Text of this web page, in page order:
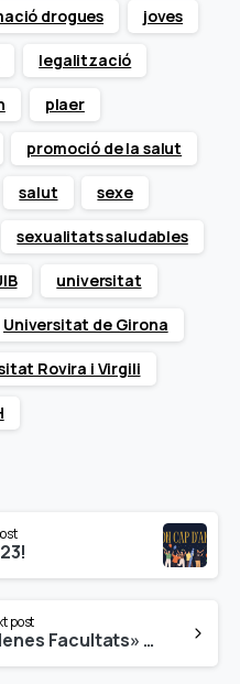
drogues joves
legalització
plaer
promoció de la salut
salut sexe
sexualitats saludables
universitat
Universitat de Girona
Rovira i Virgili
post
El projecte «En Plenes Facultats» (EPF) de la Fundació Salut i Comunitat compleix 25 anys